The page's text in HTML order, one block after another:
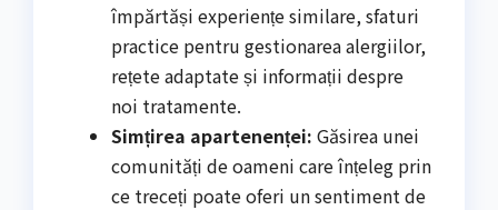
împărtăși experiențe similare, sfaturi
practice pentru gestionarea alergiilor,
rețete adaptate și informații despre
noi tratamente.
Simțirea apartenenței: Găsirea unei
comunități de oameni care înțeleg prin
ce treceți poate oferi un sentiment de